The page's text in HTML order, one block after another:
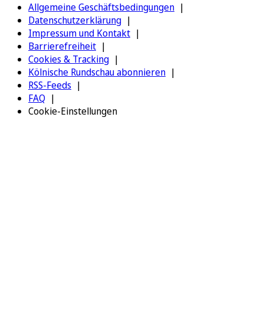
Allgemeine Geschäftsbedingungen
Datenschutzerklärung
Impressum und Kontakt
Barrierefreiheit
Cookies & Tracking
Kölnische Rundschau abonnieren
RSS-Feeds
FAQ
Cookie-Einstellungen